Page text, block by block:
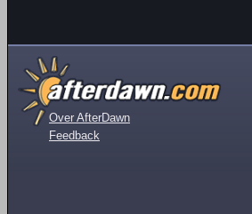
Over AfterDawn
Feedback